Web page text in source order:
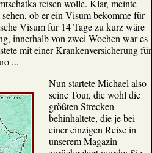
reisen wolle. Klar, meinte
ob er ein Visum bekomme für
Visum für 14 Tage zu kurz wäre
innerhalb von zwei Wochen war es
mit einer Krankenversicherung für
...
Nun startete Michael also
seine Tour, die wohl die
größten Strecken
behinhaltete, die je bei
einer einzigen Reise in
unserem Magazin